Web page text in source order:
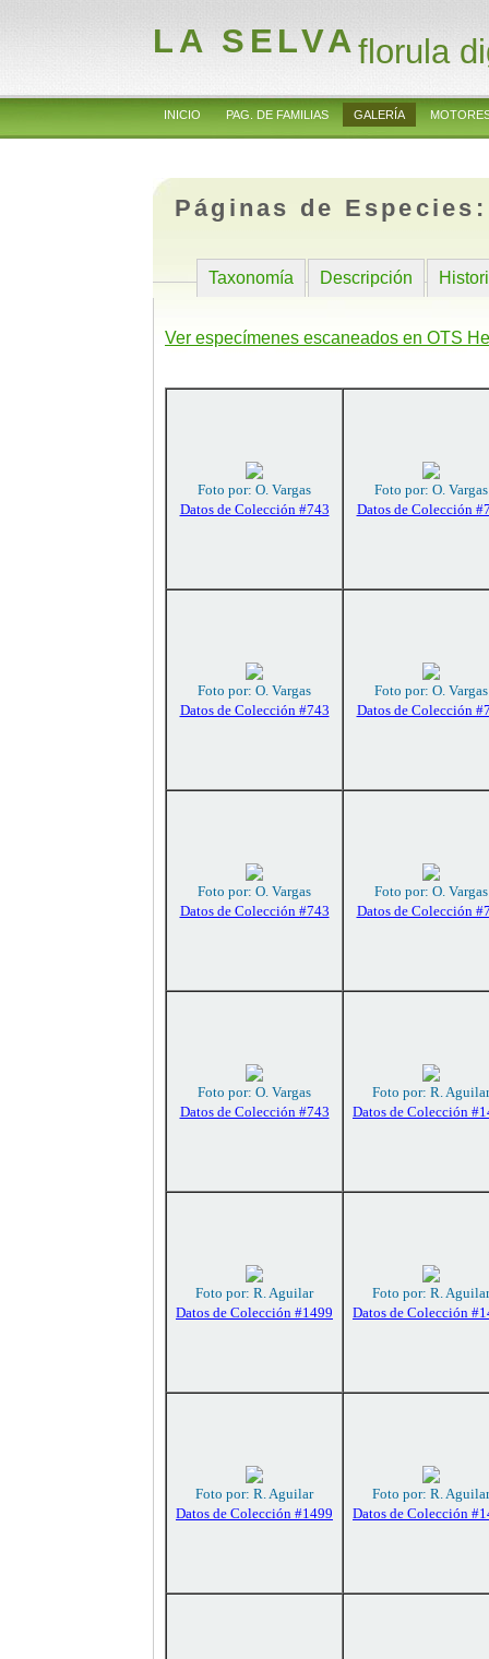
LA SELVAflorula
INICIO PAG. DE FAMILIAS GALERÍA
Páginas de
Taxonomía Descripción
Ver especímenes escaneados en OTS
Foto por: O. Vargas
Datos de Colección #743
Foto por: O. Vargas
Datos de Colección
Foto por: O. Vargas
Datos de Colección #743
Foto por: O. Vargas
Datos de Colección
Foto por: O. Vargas
Datos de Colección #743
Foto por: O. Vargas
Datos de Colección
Foto por: O. Vargas
Datos de Colección #743
Foto por: R. Aguilar
Datos de Colección
Foto por: R. Aguilar
Datos de Colección #1499
Foto por: R. Aguilar
Datos de Colección
Foto por: R. Aguilar
Datos de Colección #1499
Foto por: R. Aguilar
Datos de Colección